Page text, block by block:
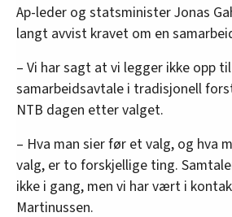
Ap-leder og statsminister Jonas
langt avvist kravet om en
– Vi har sagt at vi legger ikke opp
samarbeidsavtale i tradisjonell
NTB dagen etter valget.
– Hva man sier før et valg, og hva
valg, er to forskjellige ting.
ikke i gang, men vi har vært i
Martinussen.